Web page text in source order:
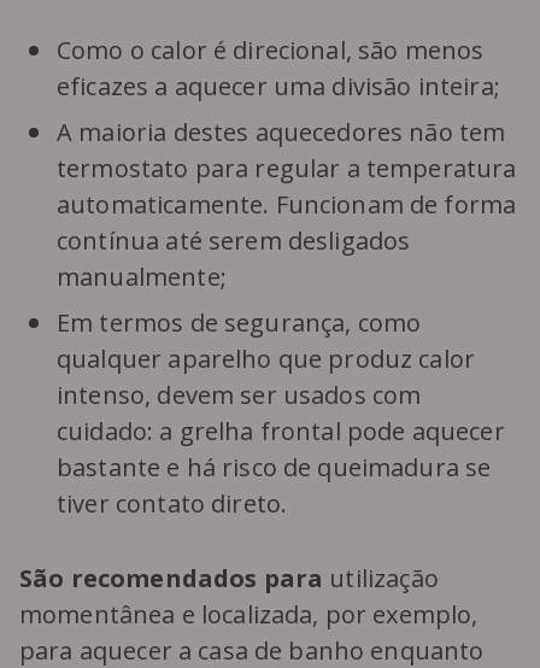
Como o calor é direcional, são menos
eficazes a aquecer uma divisão inteira;
A maioria destes aquecedores não tem
termostato para regular a temperatura
automaticamente. Funcionam de forma
contínua até serem desligados
manualmente;
Em termos de segurança, como
qualquer aparelho que produz calor
intenso, devem ser usados com
cuidado: a grelha frontal pode aquecer
bastante e há risco de queimadura se
tiver contato direto.
São recomendados para utilização
momentânea e localizada, por exemplo,
para aquecer a casa de banho enquanto